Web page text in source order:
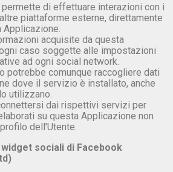
di effettuare interazioni con i
piattaforme esterne, direttamente
Applicazione.
acquisite da questa
caso soggette alle impostazioni
ad ogni social network.
potrebbe comunque raccogliere dati
dove il servizio è installato, anche
utilizzano.
dai rispettivi servizi per
su questa Applicazione non
dell’Utente.
sociali di Facebook